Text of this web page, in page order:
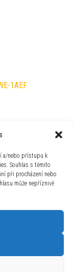
a/nebo přístupu k
Souhlas s těmito
při procházení nebo
může nepříznivě
1AEF
DG2018C-